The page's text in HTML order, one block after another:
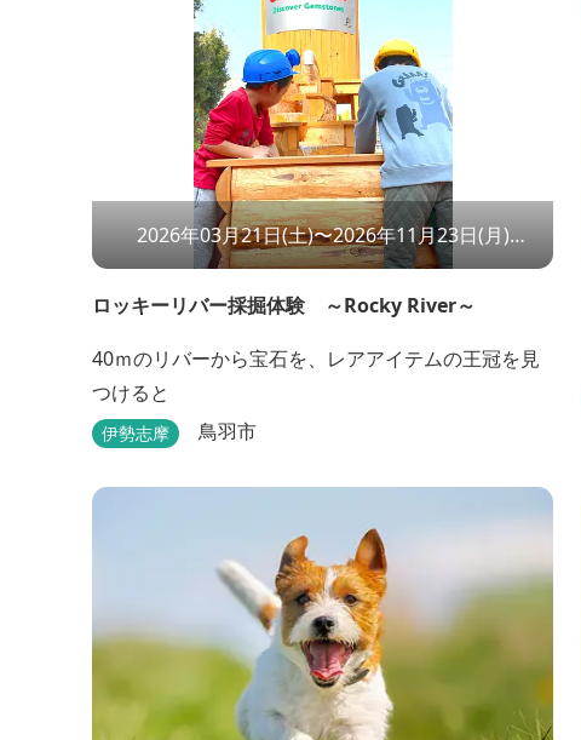
2026年03月21日(土)〜2026年11月23日(月)
10:00〜16:00
ロッキーリバー採掘体験 ～Rocky River～
40ｍのリバーから宝石を、レアアイテムの王冠を見
つけると
伊勢志摩 鳥羽市